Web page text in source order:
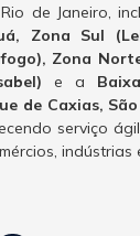
de Janeiro,
Zona Sul
Zona
e a
de Caxias,
serviço
indústrias